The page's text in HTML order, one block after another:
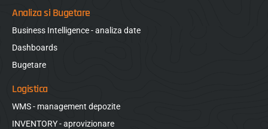
Analiza si Bugetare
Business Intelligence - analiza date
Dashboards
Bugetare
Logistica
WMS - management depozite
INVENTORY - aprovizionare